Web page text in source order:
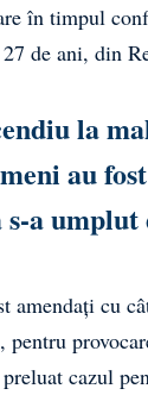
în timpul
de ani, din
la
au
a umplut
amendați cu
cazul